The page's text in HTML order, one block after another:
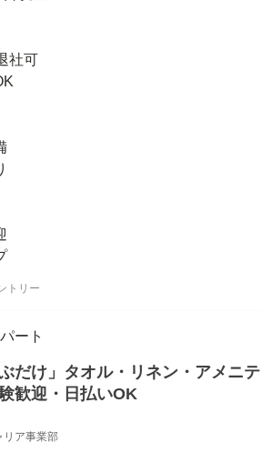
社可
トリー
ート
だけ」タオル・リネン・アメニ
歓迎・日払いOK
リア事業部